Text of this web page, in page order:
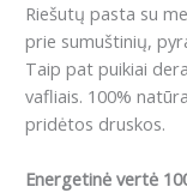
Riešutų pasta su
prie sumuštinių,
Taip pat puikiai
vafliais. 100%
pridėtos druskos.
Energetinė vertė